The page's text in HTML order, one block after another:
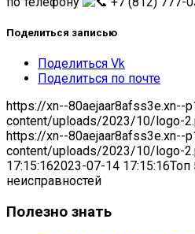
Поделиться записью
Поделиться Vk
Поделиться по почте
https://xn--80aejaar8afss3e.xn--
content/uploads/2023/10/logo-
https://xn--80aejaar8afss3e.xn--
content/uploads/2023/10/logo-
17:15:162023-07-14 17:15:16Топ
неисправностей
Полезно знать